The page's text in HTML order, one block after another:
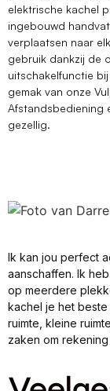
elektrische kachel
ingebouwd
verplaatsen naar
gebruik dankzij de
uitschakelfunctie
gemak van onze
Afstandsbediening
gezellig.
Ik kan jou perfect
aanschaffen. Ik
op meerdere
kachel je het
ruimte, kleine
zaken om